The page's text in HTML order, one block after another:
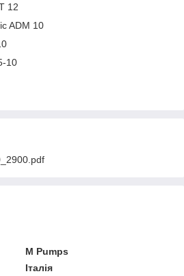
12
ADM 10
10
M Pumps
Італія